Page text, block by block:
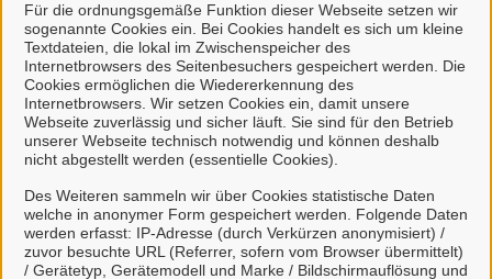
Für die ordnungsgemäße Funktion dieser Webseite setzen wir
sogenannte Cookies ein. Bei Cookies handelt es sich um kleine
Textdateien, die lokal im Zwischenspeicher des
Internetbrowsers des Seitenbesuchers gespeichert werden. Die
Cookies ermöglichen die Wiedererkennung des
Internetbrowsers. Wir setzen Cookies ein, damit unsere
Webseite zuverlässig und sicher läuft. Sie sind für den Betrieb
unserer Webseite technisch notwendig und können deshalb
nicht abgestellt werden (essentielle Cookies).
Des Weiteren sammeln wir über Cookies statistische Daten
welche in anonymer Form gespeichert werden. Folgende Daten
werden erfasst: IP-Adresse (durch Verkürzen anonymisiert) /
zuvor besuchte URL (Referrer, sofern vom Browser übermittelt)
/ Gerätetyp, Gerätemodell und Marke / Bildschirmauflösung und
Erlaubnis zur gewerbsmäßigen
Schaustellung von Personen Erteilung §
33a GewO
Für mit
markierte Onlinedienste müssen Sie sich
in unserem Portal anmelden. Falls Sie noch keinen
Login besitzen, können Sie sich schnell und einfach